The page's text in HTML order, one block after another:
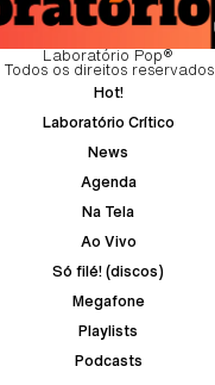
Laboratório Pop®
Todos os direitos reservados
Hot!
Laboratório Crítico
News
Agenda
Na Tela
Ao Vivo
Só filé! (discos)
Megafone
Playlists
Podcasts